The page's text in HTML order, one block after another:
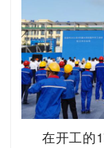
在开工的